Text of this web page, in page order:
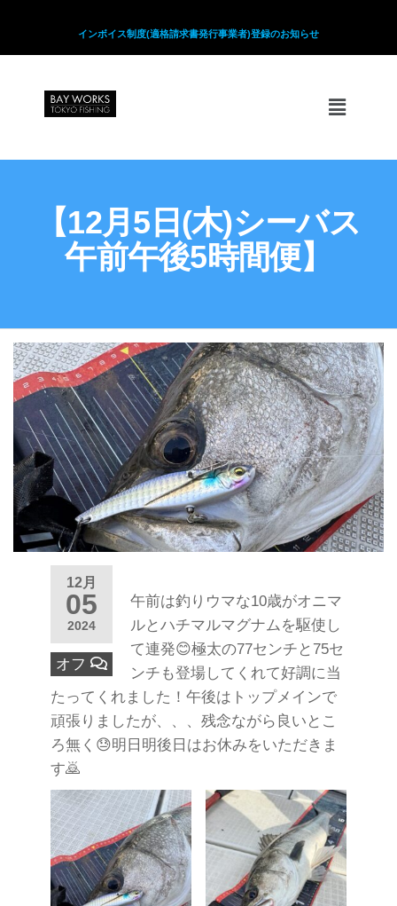
インボイス制度(適格請求書発行事業者)登録のお知らせ
【12月5日(木)シーバス
午前午後5時間便】
12月
05
2024
オフ
午前は釣りウマな10歳がオニマ
ルとハチマルマグナムを駆使し
て連発😊極太の77センチと75セ
ンチも登場してくれて好調に当
たってくれました！午後はトップメインで
頑張りましたが、、、残念ながら良いとこ
ろ無く😓明日明後日はお休みをいただきま
す🙇